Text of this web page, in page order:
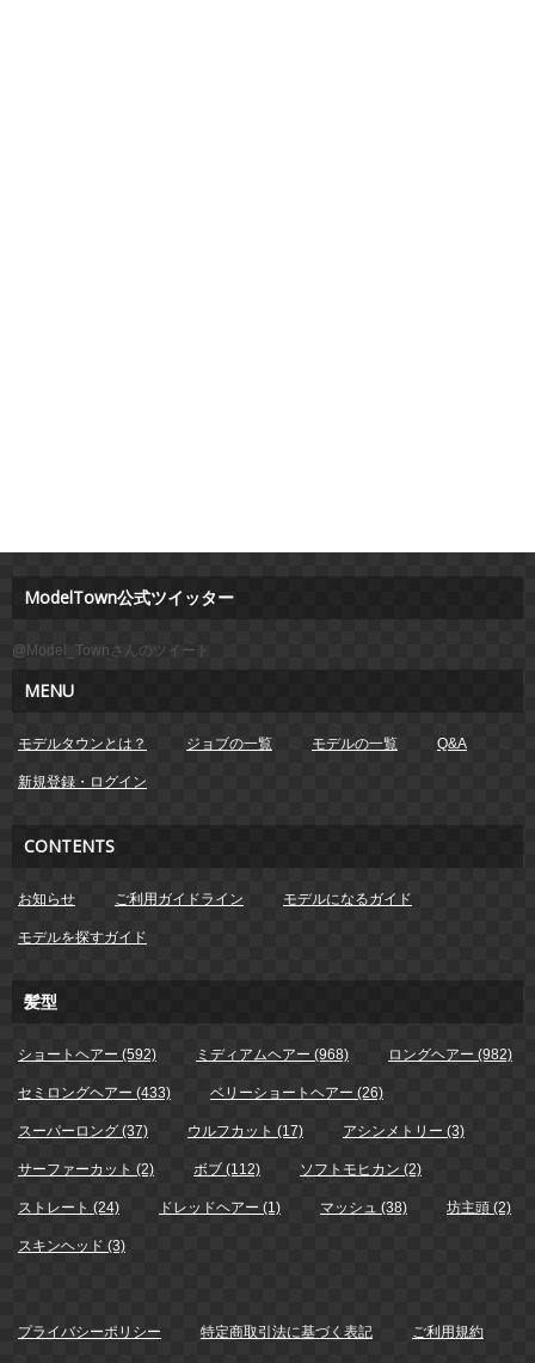
ModelTown公式ツイッター
@Model_Townさんのツイート
MENU
モデルタウンとは？ ジョブの一覧 モデルの一覧 Q&A
新規登録・ログイン
CONTENTS
お知らせ ご利用ガイドライン モデルになるガイド
モデルを探すガイド
髪型
ショートヘアー (592) ミディアムヘアー (968) ロングヘアー (982)
セミロングヘアー (433) ベリーショートヘアー (26)
スーパーロング (37) ウルフカット (17) アシンメトリー (3)
サーファーカット (2) ボブ (112) ソフトモヒカン (2)
ストレート (24) ドレッドヘアー (1) マッシュ (38) 坊主頭 (2)
スキンヘッド (3)
プライバシーポリシー 特定商取引法に基づく表記 ご利用規約